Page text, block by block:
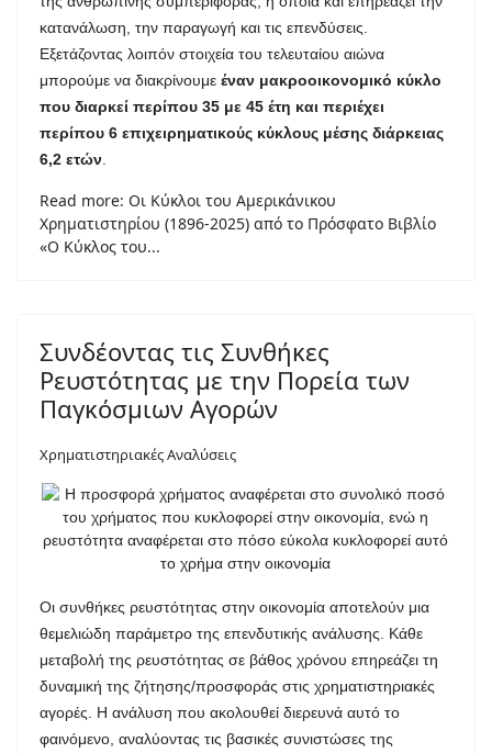
κατανάλωση, την παραγωγή και τις επενδύσεις.
Εξετάζοντας λοιπόν στοιχεία του τελευταίου αιώνα
μπορούμε να διακρίνουμε έναν μακροοικονομικό κύκλο
που διαρκεί περίπου 35 με 45 έτη και περιέχει
περίπου 6 επιχειρηματικούς κύκλους μέσης διάρκειας
6,2 ετών
Read more: Οι Κύκλοι του Αμερικάνικου
Χρηματιστηρίου (1896-2025) από το Πρόσφατο Βιβλίο
«Ο Κύκλος του...
Συνδέοντας τις Συνθήκες
Ρευστότητας με την Πορεία των
Παγκόσμιων Αγορών
Χρηματιστηριακές Αναλύσεις
Οι συνθήκες ρευστότητας στην οικονομία αποτελούν μια
θεμελιώδη παράμετρο της επενδυτικής ανάλυσης. Κάθε
μεταβολή της ρευστότητας σε βάθος χρόνου επηρεάζει τη
δυναμική της ζήτησης/προσφοράς στις χρηματιστηριακές
αγορές. Η ανάλυση που ακολουθεί διερευνά αυτό το
φαινόμενο, αναλύοντας τις βασικές συνιστώσες της